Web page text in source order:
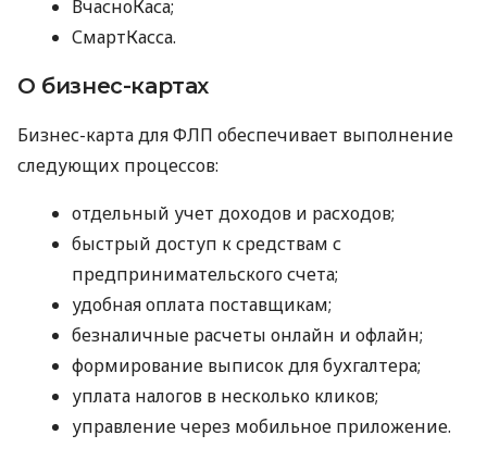
ВчасноКаса;
СмартКасса.
О бизнес-картах
Бизнес-карта для ФЛП обеспечивает выполнение
следующих процессов:
отдельный учет доходов и расходов;
быстрый доступ к средствам с
предпринимательского счета;
удобная оплата поставщикам;
безналичные расчеты онлайн и офлайн;
формирование выписок для бухгалтера;
уплата налогов в несколько кликов;
управление через мобильное приложение.